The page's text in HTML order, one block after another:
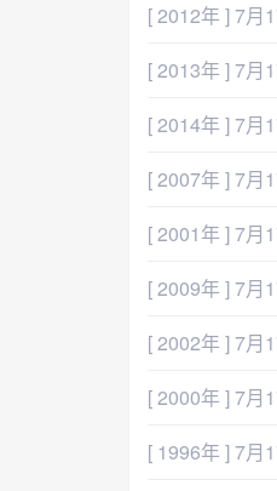
[ 2012年 ] 7月
[ 2013年 ] 7月
[ 2014年 ] 7月
[ 2007年 ] 7月
[ 2001年 ] 7月
[ 2009年 ] 7月
[ 2002年 ] 7月
[ 2000年 ] 7月
[ 1996年 ] 7月